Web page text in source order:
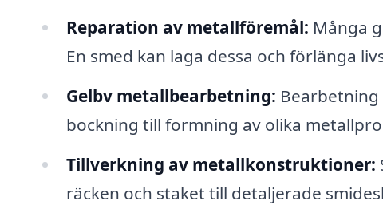
Reparation av metallföremål: Många
En smed kan laga dessa och förlänga
Gelbv metallbearbetning:
bockning till formning av olika
Tillverkning av metallkonstruktioner:
räcken och staket till detaljerade